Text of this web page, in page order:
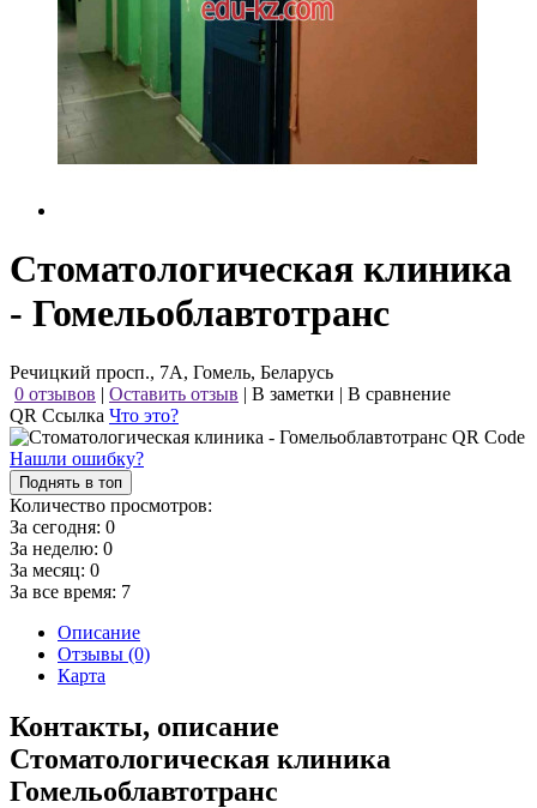
Стоматологическая клиника
- Гомельоблавтотранс
Речицкий просп., 7А, Гомель, Беларусь
0 отзывов | Оставить отзыв | В заметки | В сравнение
QR Ссылка Что это?
Нашли ошибку?
Поднять в топ
Количество просмотров:
За сегодня: 0
За неделю: 0
За месяц: 0
За все время: 7
Описание
Отзывы (0)
Карта
Контакты, описание
Стоматологическая клиника
Гомельоблавтотранс